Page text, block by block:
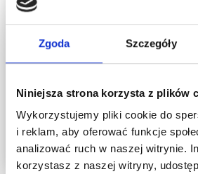
Zgoda Szczegóły
Niniejsza strona korzysta z plików
Wykorzystujemy pliki cookie do
i reklam, aby oferować funkcje
analizować ruch w naszej witrynie.
korzystasz z naszej witryny,
PŁYTKI I DESKI TARASOWE
Deska tarasowa WPC
BROWN podest tarasowy
65,00 zł
raty 0% - 10 x 6,50 zł
DODAJ DO